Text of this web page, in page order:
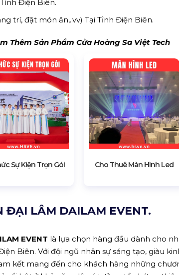
Điện Biên.
trí, đặt món ăn,..vv) Tại Tỉnh Điện Biên.
Thêm Sản Phẩm Cửa Hoàng Sa Việt Tech
Sự Kiện Trọn Gói Cho Thuê Màn Hình Led
ĐẠI LÂM DAILAM EVENT.
EVENT là lựa chọn hàng đầu dành cho
Biên. Với đội ngũ nhân sự sáng tạo, giàu
kết mang đến cho khách hàng những